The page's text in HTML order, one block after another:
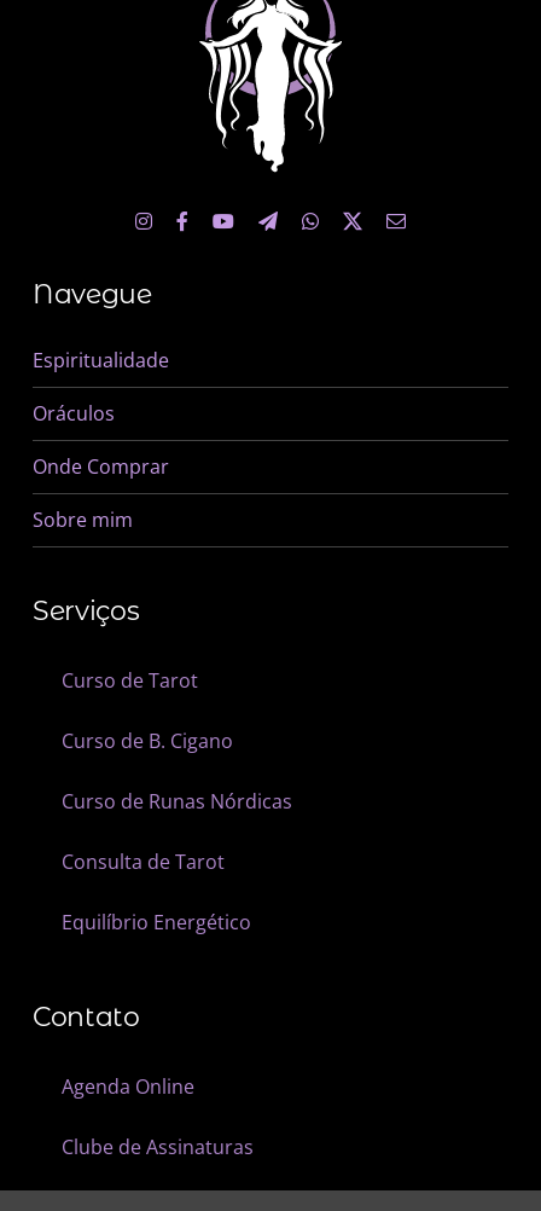
Navegue
Espiritualidade
Oráculos
Onde Comprar
Sobre mim
Serviços
Curso de Tarot
Curso de B. Cigano
Curso de Runas Nórdicas
Consulta de Tarot
Equilíbrio Energético
Contato
Agenda Online
Clube de Assinaturas